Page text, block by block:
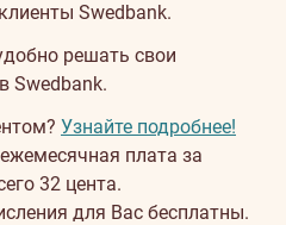
Swedbank.
решать свои
Swedbank.
Узнайте подробнее!
плата за
32 цента.
для Вас бесплатны.